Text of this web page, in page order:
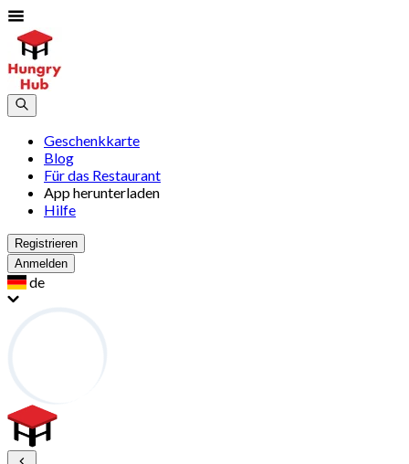
Geschenkkarte
Blog
Für das Restaurant
App herunterladen
Hilfe
Registrieren
Anmelden
de